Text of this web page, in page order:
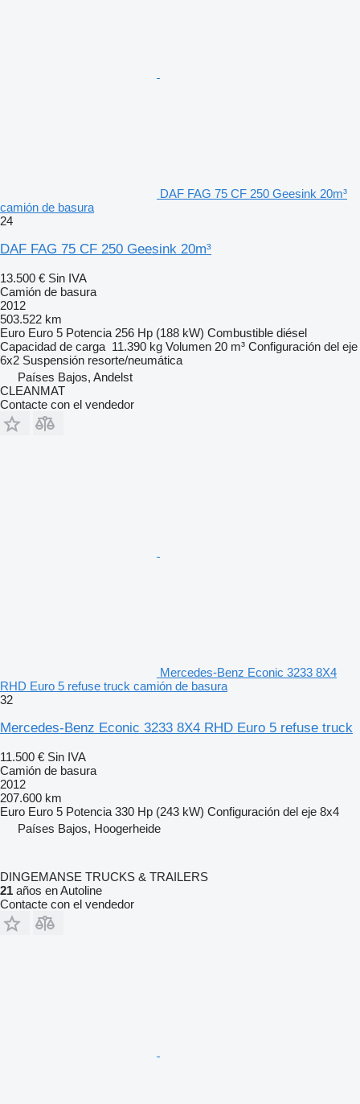
DAF FAG 75 CF 250 Geesink 20m³
camión de basura
24
DAF FAG 75 CF 250 Geesink 20m³
13.500 € Sin IVA
Camión de basura
2012
503.522 km
Euro Euro 5 Potencia 256 Hp (188 kW) Combustible diésel
Capacidad de carga 11.390 kg Volumen 20 m³ Configuración del eje
6x2 Suspensión resorte/neumática
Países Bajos, Andelst
CLEANMAT
Contacte con el vendedor
Mercedes-Benz Econic 3233 8X4
RHD Euro 5 refuse truck camión de basura
32
Mercedes-Benz Econic 3233 8X4 RHD Euro 5 refuse truck
11.500 € Sin IVA
Camión de basura
2012
207.600 km
Euro Euro 5 Potencia 330 Hp (243 kW) Configuración del eje 8x4
Países Bajos, Hoogerheide
DINGEMANSE TRUCKS & TRAILERS
21 años en Autoline
Contacte con el vendedor